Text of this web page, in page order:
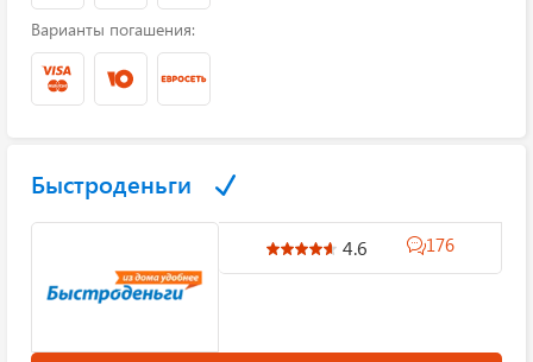
Варианты погашения:
Быстроденьги
4.6 176